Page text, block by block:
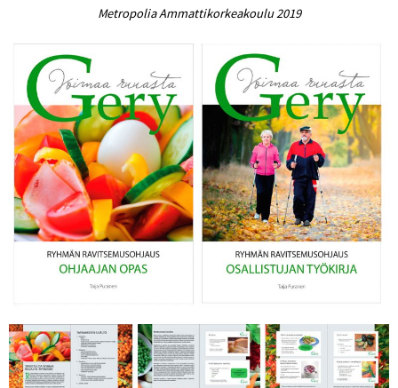
Metropolia Ammattikorkeakoulu 2019